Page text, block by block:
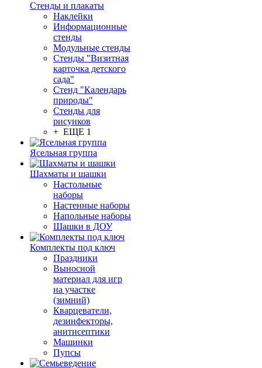
Стенды и плакаты
Наклейки
Информационные
стенды
Модульные стенды
Стенды "Визитная
карточка детского
сада"
Стенд "Календарь
природы"
Стенды для
рисунков
+ ЕЩЕ 1
Ясельная группа
Шахматы и шашки
Настольные
наборы
Настенные наборы
Напольные наборы
Шашки в ДОУ
Комплекты под ключ
Праздники
Выносной
материал для игр
на участке
(зимний)
Кварцеватели,
дезинфекторы,
анитисептики
Машинки
Пупсы